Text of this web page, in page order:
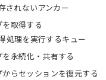
されないアンカー
取得する
処理を実行するキュー
永続化・共有する
らセッションを復元する